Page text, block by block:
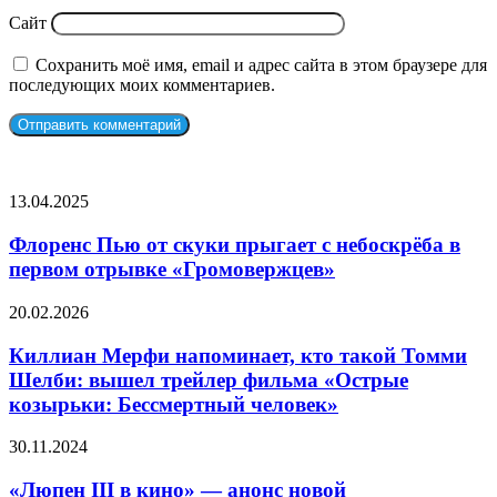
Сайт
Сохранить моё имя, email и адрес сайта в этом браузере для
последующих моих комментариев.
Флоренс
от
скуки
прыгает
небоскрёба
первом
отрывке
«Громовержцев»
13.04.2025
Флоренс Пью от скуки прыгает с небоскрёба в
первом отрывке «Громовержцев»
Киллиан
напоминает,
кто
такой
Томми
вышел
фильма
20.02.2026
Киллиан Мерфи напоминает, кто такой Томми
Шелби: вышел трейлер фильма «Острые
козырьки: Бессмертный человек»
«Люпен
в
30.11.2024
«Люпен III в кино» — анонс новой